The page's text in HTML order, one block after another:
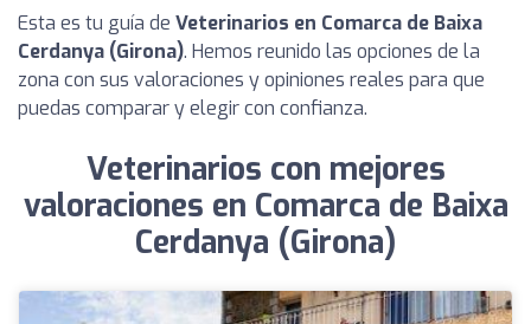
Esta es tu guía de Veterinarios en Comarca de Baixa
Cerdanya (Girona). Hemos reunido las opciones de la
zona con sus valoraciones y opiniones reales para que
puedas comparar y elegir con confianza.
Veterinarios con mejores
valoraciones en Comarca de Baixa
Cerdanya (Girona)